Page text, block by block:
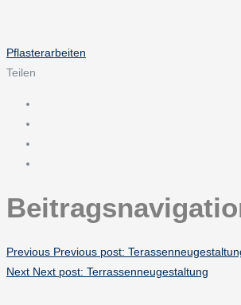
Pflasterarbeiten
Teilen
Previous Previous post:
Next Next post: Terrassenneugestaltung